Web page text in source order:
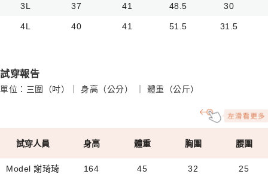
3L 37 41 48.5 30
4L 40 41 51.5 31.5
試穿報告
單位：三圍（吋）｜ 身高（公分） ｜ 體重（公斤）
試穿人員 身高 體重 胸圍 腰圍
Model 謝琦琦 164 45 32 25